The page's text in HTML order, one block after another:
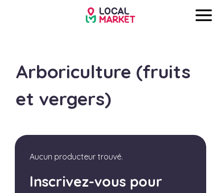
Arboriculture (fruits
et vergers)
Aucun producteur trouvé.
Inscrivez-vous pour